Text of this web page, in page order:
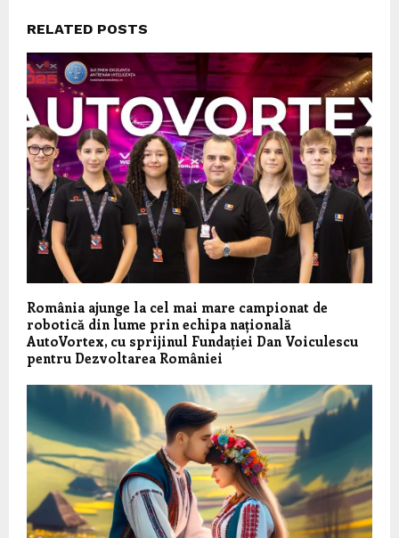
RELATED POSTS
România ajunge la cel mai mare campionat de
robotică din lume prin echipa națională
AutoVortex, cu sprijinul Fundației Dan Voiculescu
pentru Dezvoltarea României